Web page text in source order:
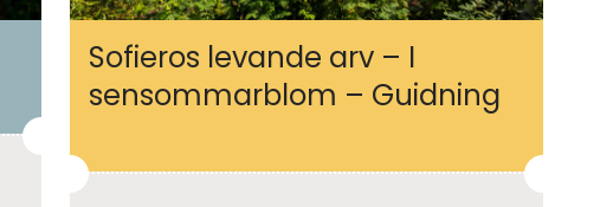
Sofieros levande arv – I
sensommarblom – Guidning